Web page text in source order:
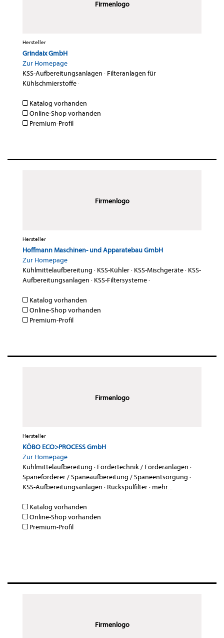
Firmenlogo
Hersteller
Grindaix GmbH
Zur Homepage
KSS-Aufbereitungsanlagen · Filteranlagen für
Kühlschmierstoffe·
Katalog vorhanden
Online-Shop vorhanden
Premium-Profil
Firmenlogo
Hersteller
Hoffmann Maschinen- und Apparatebau GmbH
Zur Homepage
Kühlmittelaufbereitung · KSS-Kühler· KSS-Mischgeräte· KSS-
Aufbereitungsanlagen · KSS-Filtersysteme·
Katalog vorhanden
Online-Shop vorhanden
Premium-Profil
Firmenlogo
Hersteller
KÖBO ECO>PROCESS GmbH
Zur Homepage
Kühlmittelaufbereitung · Fördertechnik / Förderanlagen ·
Späneförderer / Späneaufbereitung / Späneentsorgung ·
KSS-Aufbereitungsanlagen · Rückspülfilter· mehr...
Katalog vorhanden
Online-Shop vorhanden
Premium-Profil
Firmenlogo